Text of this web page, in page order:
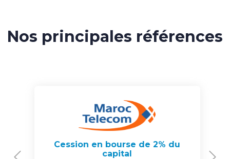
Nos principales références
Cession en bourse de 2% du
capital